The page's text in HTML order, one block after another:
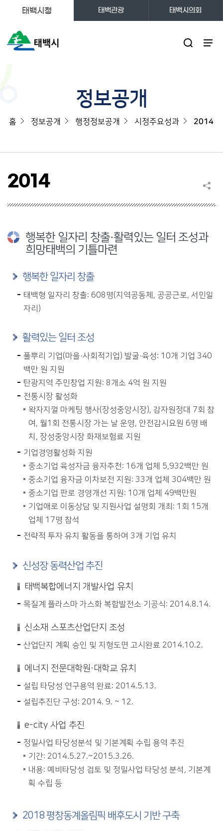
태백시청 태백관광 태백시의회
정보공개
홈 정보공개 행정정보공개 시정주요성과 2014
2014
행복한 일자리 창출·활력있는 일터 조성과
희망태백의 기틀마련
행복한 일자리 창출
태백형 일자리 창출: 608명(지역공동체, 공공근로, 서민일
자리)
활력있는 일터 조성
풀뿌리 기업(마을·사회적기업) 발굴·육성: 10개 기업 340
백만 원 지원
탄광지역 주민창업 지원: 8개소 4억 원 지원
전통시장 활성화
왁자지껄 마케팅 행사(장성중앙시장), 감자원정대 7회 참
여, 월1회 전통시장 가는 날 운영, 안전감시요원 6명 배
치, 장성중앙시장 화재보험료 지원
기업경영활성화 지원
중소기업 육성자금 융자추천: 16개 업체 5,932백만 원
중소기업 융자금 이차보전 지원: 33개 업체 304백만 원
중소기업 판로 경영개선 지원: 10개 업체 49백만원
기업애로 이동상담 및 지원사업 설명회 개최: 1회 15개
업체 17명 참석
전략적 투자 유치 활동을 통하여 3개 기업 유치
신성장 동력산업 추진
태백복합에너지 개발사업 유치
목질계 플라스마 가스화 복합발전소 기공식: 2014.8.14.
신소재 스포츠산업단지 조성
산업단지 계획 승인 및 지형도면 고시완료 2014.10.2.
에너지 전문대학원·대학교 유치
설립 타당성 연구용역 완료: 2014.5.13.
설립추진단 구성: 2014. 9. ~ 12.
e-city 사업 추진
정밀사업 타당성분석 및 기본계획 수립 용역 추진
기간: 2014.5.27.~2015.3.26.
내용: 예비타당성 검토 및 정밀사업 타당성 분석, 기본계
획 수립 등
2018 평창동계올림픽 배후도시 기반 구축